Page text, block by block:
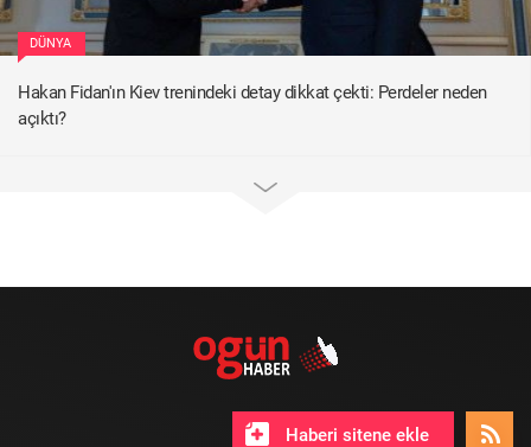
DÜNYA
Hakan Fidan'ın Kiev trenindeki detay dikkat çekti: Perdeler neden
açıktı?
Haberi sitene ekle